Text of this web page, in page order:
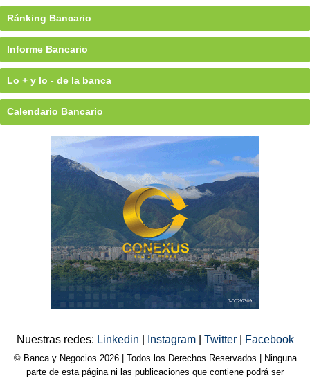
Ránking Bancario
Informe Bancario
Lo + y lo - de la banca
Calendario Bancario
Nuestras redes: Linkedin Instagram Twitter Facebook
© Banca y Negocios 2026 | Todos los Derechos Reservados | Ninguna
parte de esta página ni las publicaciones que contiene podrá ser